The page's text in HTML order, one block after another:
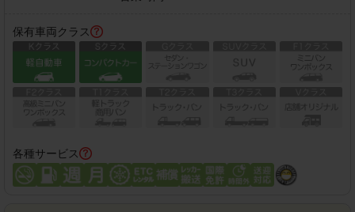
保有車両クラス
各種サービス